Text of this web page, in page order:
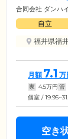
合同会社 ダンハ
自立
福井県福
月額 7.1 万
家 4.5万円 管
個室 /
空き